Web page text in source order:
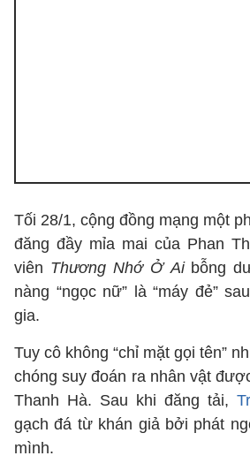
Tối 28/1, cộng đồng mạng một
đăng đầy mỉa mai của Phan
viên Thương Nhớ Ở Ai bỗng
nàng “ngọc nữ” là “máy đẻ”
gia.
Tuy cô không “chỉ mặt gọi tên”
chóng suy đoán ra nhân vật
Thanh Hà. Sau khi đăng tải,
gạch đá từ khán giả bởi phát
mình.